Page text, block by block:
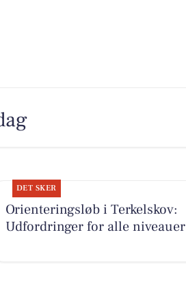
DET SKER
Orienteringsløb i Terkelskov:
Udfordringer for alle niveauer